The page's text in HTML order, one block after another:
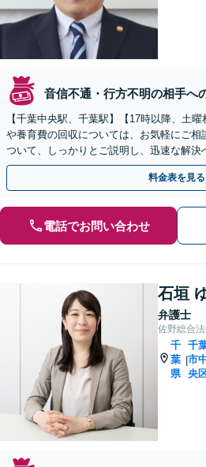
音信不通・行方不明の相手へ
【千葉中央駅、千葉駅】【17時以降、土
や養育費の回収については、お気軽にご相
ついて、しっかりとご説明し、迅速な解決
料金表を見る
電話でお問い合わせ
石垣
弁護士
佐野総合
千
葉
県
|
千
市
央